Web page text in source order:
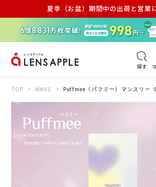
夏季（お盆）期間中の出荷と営業
探す
アキュビュー メダリスト
TOP WAVE Puffmee（パフミー）マンスリー